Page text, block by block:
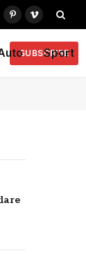
PinterestVimeo
Sport
SUBSCRIBE